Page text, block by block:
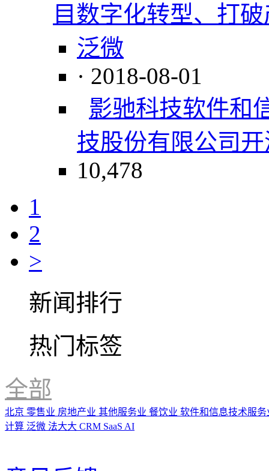
目数字化转型、打
泛微
· 2018-08-01
影驰科技软件和
技股份有限公司
10,478
1
2
>
新闻排行
热门标签
全部
北京 零售业 房地产业 其他服务业 餐饮业 软件和信息技术服
计算 泛微 法大大 CRM SaaS AI